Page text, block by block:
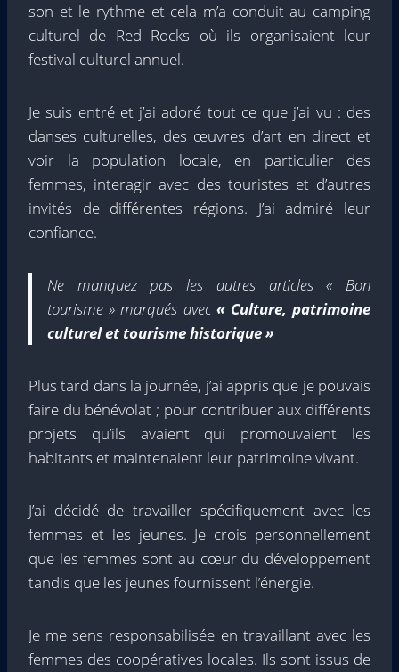
son et le rythme et cela m’a conduit au camping
culturel de Red Rocks où ils organisaient leur
festival culturel annuel.
Je suis entré et j’ai adoré tout ce que j’ai vu : des
danses culturelles, des œuvres d’art en direct et
voir la population locale, en particulier des
femmes, interagir avec des touristes et d’autres
invités de différentes régions. J’ai admiré leur
confiance.
Ne manquez pas les autres articles « Bon
tourisme » marqués avec « Culture, patrimoine
culturel et tourisme historique »
Plus tard dans la journée, j’ai appris que je pouvais
faire du bénévolat ; pour contribuer aux différents
projets qu’ils avaient qui promouvaient les
habitants et maintenaient leur patrimoine vivant.
J’ai décidé de travailler spécifiquement avec les
femmes et les jeunes. Je crois personnellement
que les femmes sont au cœur du développement
tandis que les jeunes fournissent l’énergie.
Je me sens responsabilisée en travaillant avec les
femmes des coopératives locales. Ils sont issus de